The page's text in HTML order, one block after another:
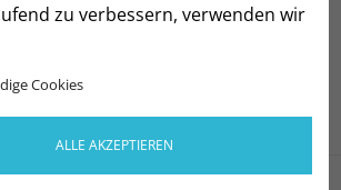
zu verbessern, verwenden wir
Cookies
ALLE AKZEPTIEREN